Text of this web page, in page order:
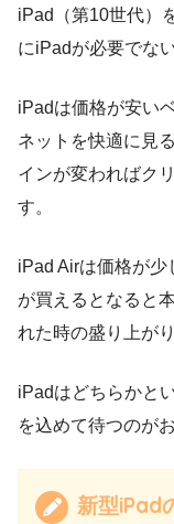
iPad（第10世代）
にiPadが必要でな
iPadは価格が安い
ネットを快適に見
インが変わればク
す。
iPad Airは価格が
が買えるとなると
れた時の盛り上が
iPadはどちらかと
を込めて待つのが
新型iPad